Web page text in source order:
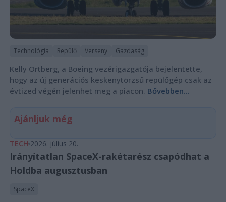
Technológia Repülő Verseny Gazdaság
Kelly Ortberg, a Boeing vezérigazgatója bejelentette,
hogy az új generációs keskenytörzsű repülőgép csak az
évtized végén jelenhet meg a piacon. Bővebben...
Ajánljuk még
TECH 2026. július 20.
Irányítatlan SpaceX-rakétarész csapódhat a
Holdba augusztusban
SpaceX